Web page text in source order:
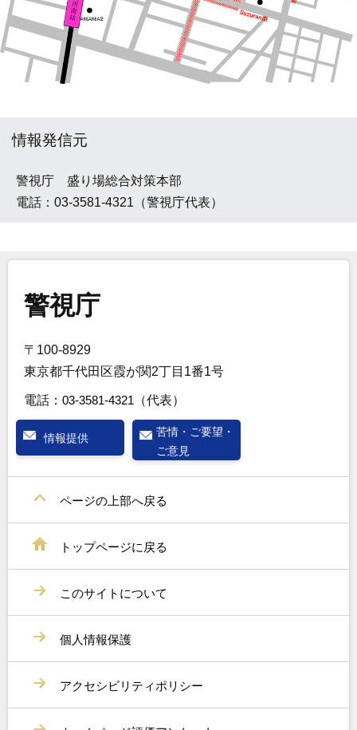
情報発信元
警視庁 盛り場総合対策本部
電話：03-3581-4321（警視庁代表）
警視庁
〒100-8929
東京都千代田区霞が関2丁目1番1号
電話： 03-3581-4321 （代表）
情報提供
苦情・ご要望・
ご意見
ページの上部へ戻る
トップページに戻る
このサイトについて
個人情報保護
アクセシビリティポリシー